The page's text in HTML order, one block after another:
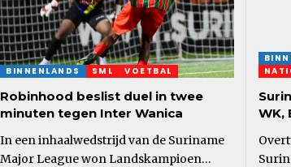
BINNENLANDS SML VOETBAL
Robinhood beslist duel in twee
minuten tegen Inter Wanica
In een inhaalwedstrijd van de Suriname
Major League won Landskampioen…
WK,